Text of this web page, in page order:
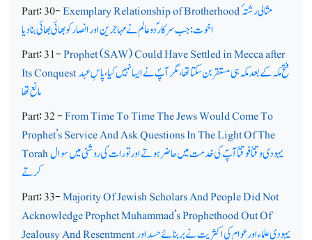
Part: 30-Exemplary Relationship of Brotherhoodمثالی رشتہ ٔ
اخوت: جب سرکار ؐدو عالم نے مہاجرین اور انصار کو بھائی بھائی بنا دیا
Part: 31-Prophet (SAW) Could Have Settled in Mecca after
Its Conquestفتح مکہ کے بعد مکہ ہی مستقر بن سکتا تھا، مگر آپؐ نے ایسا نہیں کیا، پاسِ عہد
مانع تھا
Part: 32 -From Time To Time The Jews Would Come To
Prophet’s Service And Ask Questions In The Light Of The
Torahیہودی وقتاً فوقتاً آپؐ کی خدمت میں حاضر ہوتے اور تورات کی روشنی میں سوال
کرتے
Part: 33-Majority Of Jewish Scholars And People Did Not
Acknowledge Prophet Muhammad’s Prophethood Out Of
Jealousy And Resentmentیہودی علماء اور عوام کی اکثریت نے بربنائے حسد اور